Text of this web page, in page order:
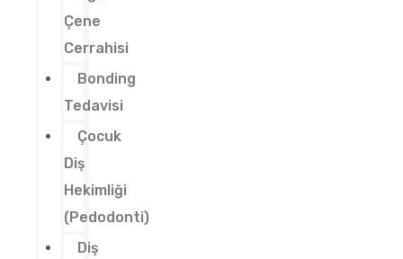
Çene
Cerrahisi
Bonding
Tedavisi
Çocuk
Diş
Hekimliği
(Pedodonti)
Diş